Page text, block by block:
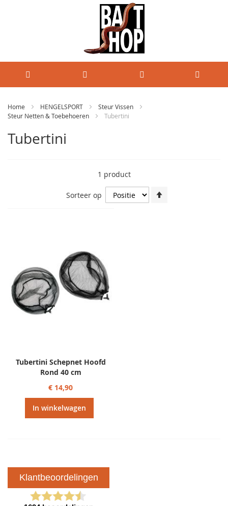
Home HENGELSPORT
Steur Vissen
Steur Netten & Toebehoeren
Tubertini
Tubertini
1 product
Sorteer op
Tubertini Schepnet Hoofd
Rond 40 cm
€ 14,90
In winkelwagen